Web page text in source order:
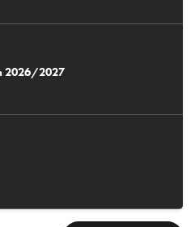
2026/2027